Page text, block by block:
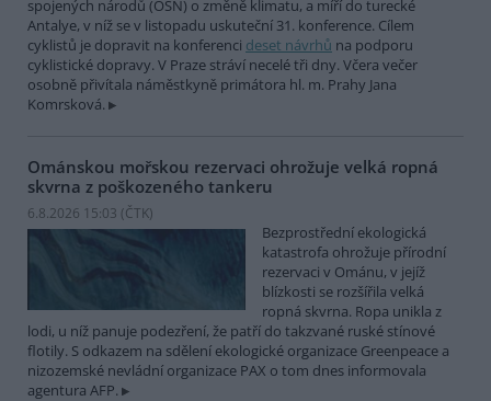
spojených národů (OSN) o změně klimatu, a míří do turecké
Antalye, v níž se v listopadu uskuteční 31. konference. Cílem
cyklistů je dopravit na konferenci deset návrhů na podporu
cyklistické dopravy. V Praze stráví necelé tři dny. Včera večer
osobně přivítala náměstkyně primátora hl. m. Prahy Jana
Komrsková.
Ománskou mořskou rezervaci ohrožuje velká ropná
skvrna z poškozeného tankeru
6.8.2026 15:03 (ČTK)
Bezprostřední ekologická
katastrofa ohrožuje přírodní
rezervaci v Ománu, v jejíž
blízkosti se rozšířila velká
ropná skvrna. Ropa unikla z
lodi, u níž panuje podezření, že patří do takzvané ruské stínové
flotily. S odkazem na sdělení ekologické organizace Greenpeace a
nizozemské nevládní organizace PAX o tom dnes informovala
agentura AFP.